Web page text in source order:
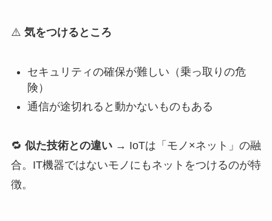
⚠️ 気をつけるところ
セキュリティの確保が難しい（乗っ取りの危
険）
通信が途切れると動かないものもある
🔁 似た技術との違い→ IoTは「モノ×ネット」の融
合。IT機器ではないモノにもネットをつけるのが特
徴。